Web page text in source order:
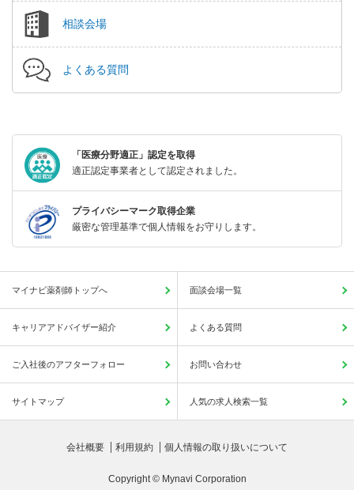
相談会場
よくある質問
「医療分野適正」認定を取得
適正認定事業者として認定されました。
プライバシーマーク取得企業
厳密な管理基準で個人情報をお守りします。
マイナビ薬剤師トップへ 面談会場一覧
キャリアアドバイザー紹介 よくある質問
ご入社後のアフターフォロー お問い合わせ
サイトマップ 人気の求人検索一覧
会社概要 利用規約 個人情報の取り扱いについて
Copyright © Mynavi Corporation